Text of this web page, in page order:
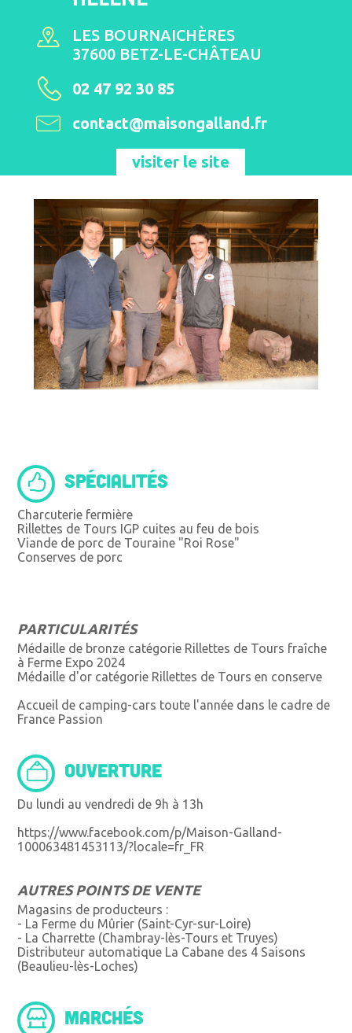
LES BOURNAICHÈRES
37600 BETZ-LE-CHÂTEAU
02 47 92 30 85
contact@maisongalland.fr
visiter le site
SPÉCIALITÉS
Charcuterie fermière
Rillettes de Tours IGP cuites au feu de bois
Viande de porc de Touraine "Roi Rose"
Conserves de porc
PARTICULARITÉS
Médaille de bronze catégorie Rillettes de Tours fraîche
à Ferme Expo 2024
Médaille d'or catégorie Rillettes de Tours en conserve
Accueil de camping-cars toute l'année dans le cadre de
France Passion
OUVERTURE
Du lundi au vendredi de 9h à 13h
https://www.facebook.com/p/Maison-Galland-
100063481453113/?locale=fr_FR
AUTRES POINTS DE VENTE
Magasins de producteurs :
- La Ferme du Mûrier (Saint-Cyr-sur-Loire)
- La Charrette (Chambray-lès-Tours et Truyes)
Distributeur automatique La Cabane des 4 Saisons
(Beaulieu-lès-Loches)
MARCHÉS